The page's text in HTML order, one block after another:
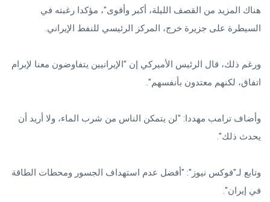
هناك المزيد من القصف الليلة، أكبر وأقوى"، مؤكدا رغبته في
السيطرة على جزيرة خرج، المركز الرئيسي للنفط الإيراني.
ورغم ذلك، قال الرئيس الأميركي إن "الإيرانيين يتفاوضون معنا لإبرام
اتفاق، لكنهم معتدون بأنفسهم".
وأضاف ترامب مهددا: "لن يتمكن الناس من شرب الماء، ولا أريد أن
يحدث ذلك".
وتابع لـ"فوكس نيوز": "أفضل عدم استهداف الجسور ومحطات الطاقة
في إيران".